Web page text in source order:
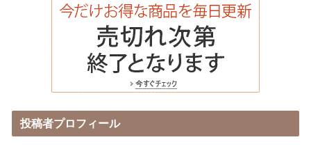
投稿者プロフィール